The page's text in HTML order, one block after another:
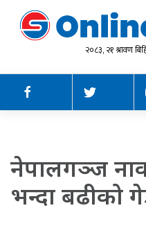
२०८३, २१ श्रावण
नेपालगञ्ज
भन्दा बढीको